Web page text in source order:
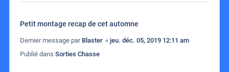
Petit montage recap de cet automne
Dernier message par Blaster « jeu. déc. 05, 2019 12:11 am
Publié dans Sorties Chasse